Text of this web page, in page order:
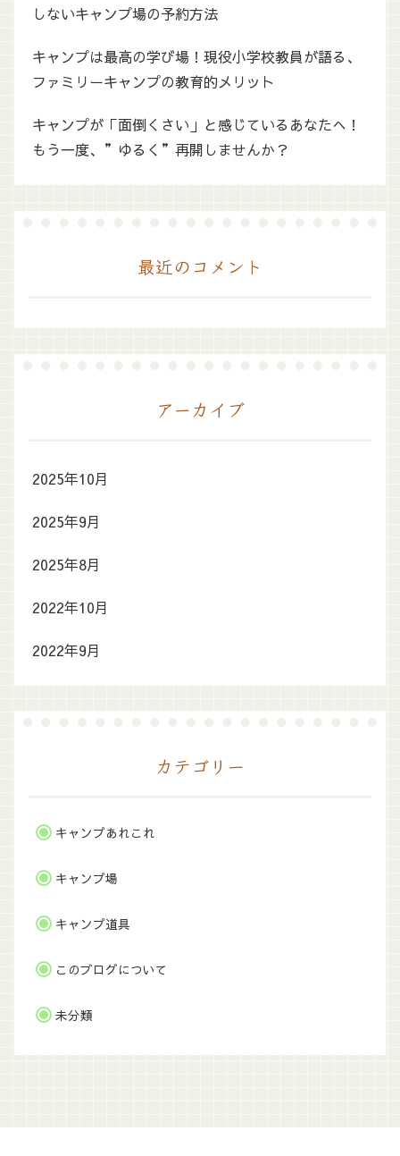
しないキャンプ場の予約方法
キャンプは最高の学び場！現役小学校教員が語る、
ファミリーキャンプの教育的メリット
キャンプが「面倒くさい」と感じているあなたへ！
もう一度、”ゆるく”再開しませんか？
最近のコメント
アーカイブ
2025年10月
2025年9月
2025年8月
2022年10月
2022年9月
カテゴリー
キャンプあれこれ
キャンプ場
キャンプ道具
このブログについて
未分類